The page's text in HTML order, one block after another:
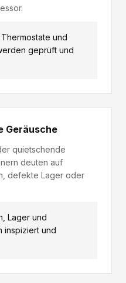
und
geprüft und
Geräusche
quietschende
deuten auf
defekte Lager oder
Lager und
inspiziert und